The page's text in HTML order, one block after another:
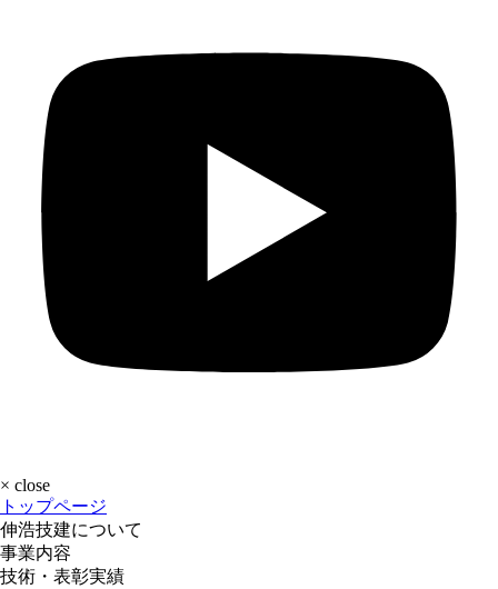
× close
トップページ
伸浩技建について
事業内容
技術・表彰実績